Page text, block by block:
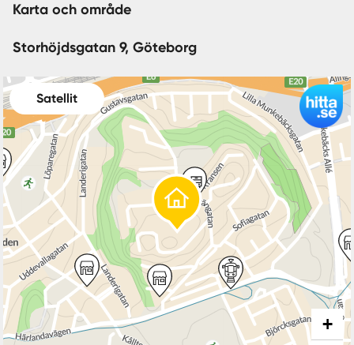
Karta och område
Storhöjdsgatan 9, Göteborg
Satellit
+